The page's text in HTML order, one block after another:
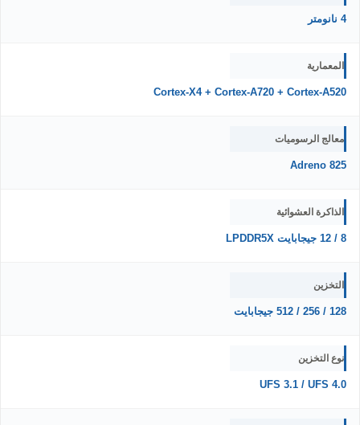
4 نانومتر
المعمارية
Cortex-X4 + Cortex-A720 + Cortex-A520
معالج الرسوميات
Adreno 825
الذاكرة العشوائية
8 / 12 جيجابايت LPDDR5X
التخزين
128 / 256 / 512 جيجابايت
نوع التخزين
UFS 3.1 / UFS 4.0